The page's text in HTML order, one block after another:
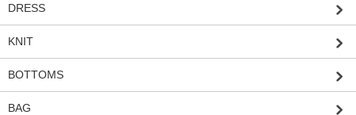
DRESS
KNIT
BOTTOMS
BAG